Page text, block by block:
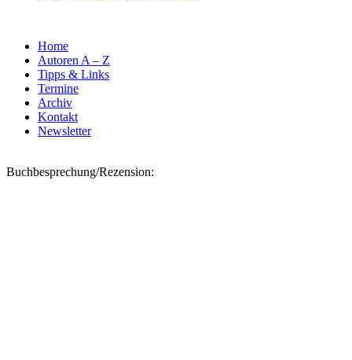
Home
Autoren A – Z
Tipps & Links
Termine
Archiv
Kontakt
Newsletter
Buchbesprechung/Rezension: